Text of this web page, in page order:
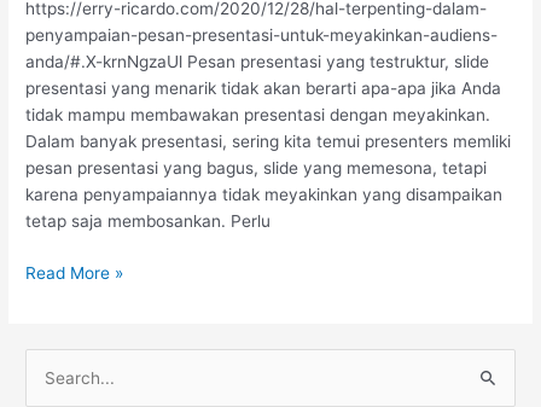
https://erry-ricardo.com/2020/12/28/hal-terpenting-dalam-
penyampaian-pesan-presentasi-untuk-meyakinkan-audiens-
anda/#.X-krnNgzaUl Pesan presentasi yang testruktur, slide
presentasi yang menarik tidak akan berarti apa-apa jika Anda
tidak mampu membawakan presentasi dengan meyakinkan.
Dalam banyak presentasi, sering kita temui presenters memliki
pesan presentasi yang bagus, slide yang memesona, tetapi
karena penyampaiannya tidak meyakinkan yang disampaikan
tetap saja membosankan. Perlu
Meyakinkan
Audiens
Anda
Read More »